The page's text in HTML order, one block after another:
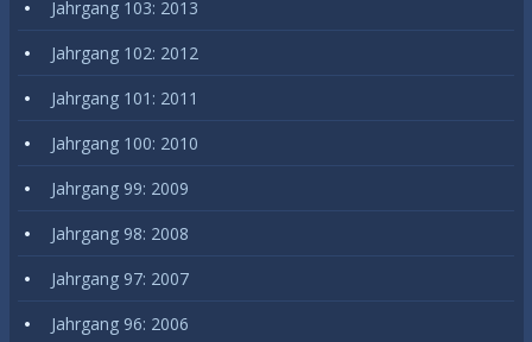
Jahrgang 103: 2013
Jahrgang 102: 2012
Jahrgang 101: 2011
Jahrgang 100: 2010
Jahrgang 99: 2009
Jahrgang 98: 2008
Jahrgang 97: 2007
Jahrgang 96: 2006